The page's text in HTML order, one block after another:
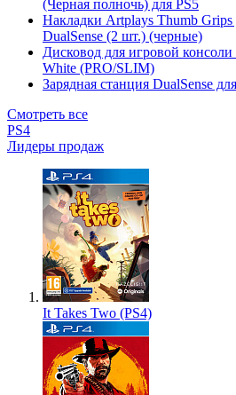
(Черная полночь) для PS5
Накладки Artplays Thumb Grips
DualSense (2 шт.) (черные)
Дисковод для игровой
White (PRO/SLIM)
Зарядная станция DualSense
Смотреть все
PS4
Лидеры продаж
It Takes Two (PS4)